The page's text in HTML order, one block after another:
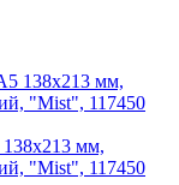
мм,
"Mist", 117450